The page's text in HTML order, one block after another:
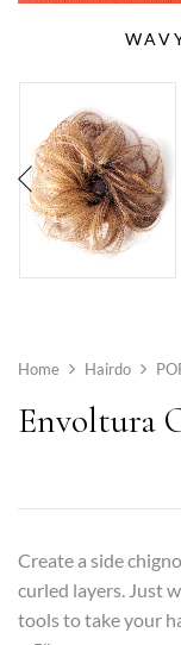
Home Hairdo
Envoltura
Create a side
curled layers. Just
tools to take your